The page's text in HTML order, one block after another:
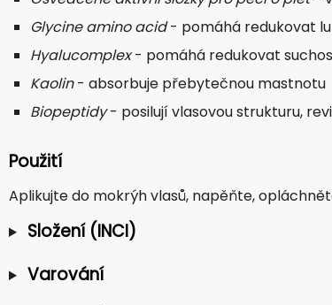
Glycine amino acid- pomáhá redukovat
Hyalucomplex- pomáhá redukovat
Kaolin- absorbuje přebytečnou mastnotu
Biopeptidy- posilují vlasovou strukturu,
Použití
Aplikujte do mokrýh vlasů, napěňte,
Složení (INCI)
Varování